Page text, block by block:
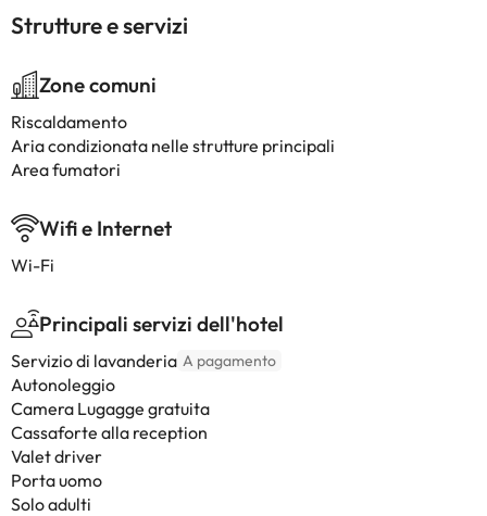
Strutture e servizi
Zone comuni
Riscaldamento
Aria condizionata nelle strutture principali
Area fumatori
Wifi e Internet
Wi-Fi
Principali servizi dell'hotel
Servizio di lavanderia A pagamento
Autonoleggio
Camera Lugagge gratuita
Cassaforte alla reception
Valet driver
Porta uomo
Solo adulti